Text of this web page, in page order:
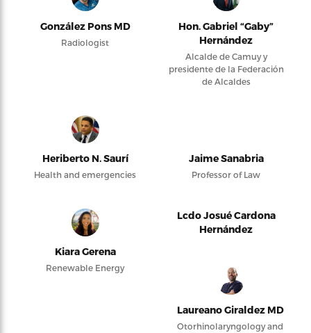
González Pons MD
Radiologist
Hon. Gabriel “Gaby”
Hernández
Alcalde de Camuy y
presidente de la Federación
de Alcaldes
Heriberto N. Saurí
Health and emergencies
Jaime Sanabria
Professor of Law
Kiara Gerena
Renewable Energy
Lcdo Josué Cardona
Hernández
Laureano Giraldez MD
Otorhinolaryngology and